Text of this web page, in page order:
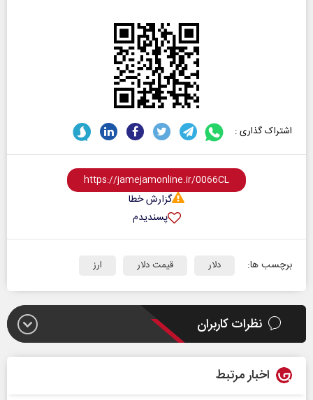
اشتراک گذاری :
گزارش خطا
پسندیدم
برچسب ها: دلار قیمت دلار ارز
نظرات کاربران
اخبار مرتبط